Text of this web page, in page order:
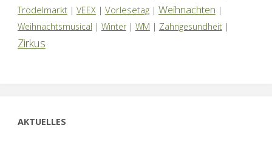
Trödelmarkt| VEEX| Vorlesetag| Weihnachten |
Weihnachtsmusical | Winter| WM | Zahngesundheit|
Zirkus
AKTUELLES